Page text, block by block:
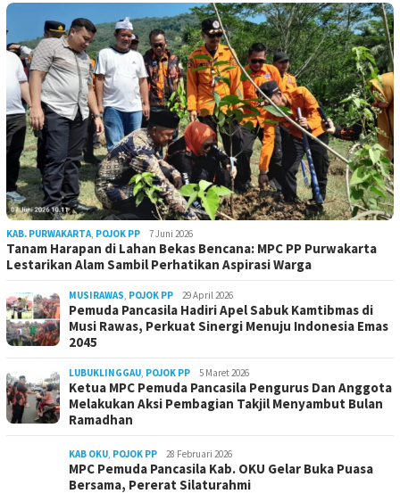
KAB. PURWAKARTA, POJOK PP 7 Juni 2026
Tanam Harapan di Lahan Bekas Bencana: MPC PP Purwakarta
Lestarikan Alam Sambil Perhatikan Aspirasi Warga
MUSIRAWAS, POJOK PP 29 April 2026
Pemuda Pancasila Hadiri Apel Sabuk Kamtibmas di
Musi Rawas, Perkuat Sinergi Menuju Indonesia Emas
2045
LUBUKLINGGAU, POJOK PP 5 Maret 2026
Ketua MPC Pemuda Pancasila Pengurus Dan Anggota
Melakukan Aksi Pembagian Takjil Menyambut Bulan
Ramadhan
KAB OKU, POJOK PP 28 Februari 2026
MPC Pemuda Pancasila Kab. OKU Gelar Buka Puasa
Bersama, Pererat Silaturahmi